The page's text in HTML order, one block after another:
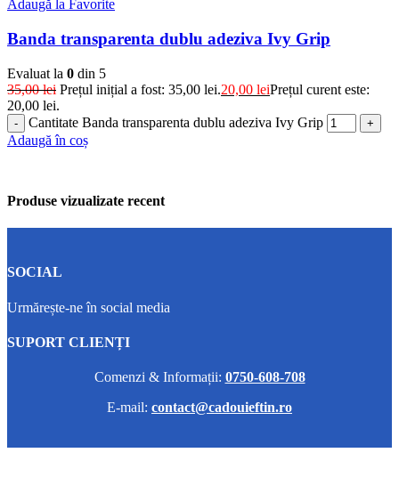
Adaugă la Favorite
Banda transparenta dublu adeziva Ivy Grip
Evaluat la 0 din 5
35,00lei Prețul inițial a fost: 35,00 lei.20,00 leiPrețul curent este:
20,00 lei.
Cantitate Banda transparenta dublu adeziva Ivy Grip
Adaugă în coș
Produse vizualizate recent
SOCIAL
Urmărește-ne în social media
SUPORT CLIENȚI
Comenzi & Informații: 0750-608-708
E-mail: contact@cadouieftin.ro